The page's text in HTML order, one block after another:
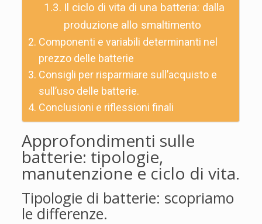
Il ciclo di vita di una batteria: dalla
produzione allo smaltimento
Componenti e variabili determinanti nel
prezzo delle batterie
Consigli per risparmiare sull’acquisto e
sull’uso delle batterie.
Conclusioni e riflessioni finali
Approfondimenti sulle
batterie: tipologie,
manutenzione e ciclo di vita.
Tipologie di batterie: scopriamo
le differenze.